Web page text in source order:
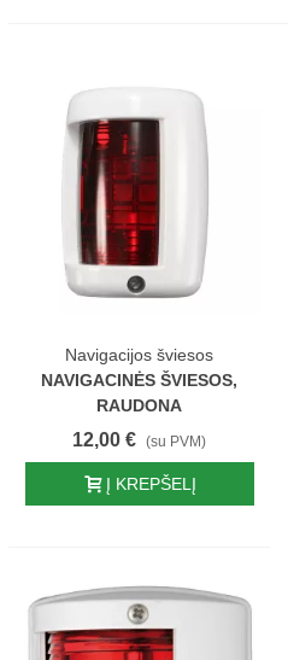
Navigacijos šviesos
NAVIGACINĖS ŠVIESOS,
RAUDONA
12,00 € (su PVM)
Į KREPŠELĮ